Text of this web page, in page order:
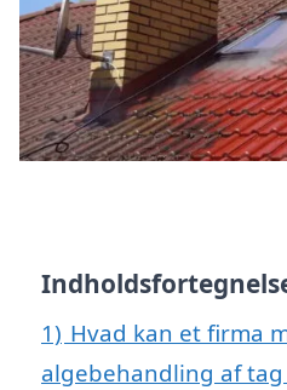
1) Hvad kan et firma
algebehandling af